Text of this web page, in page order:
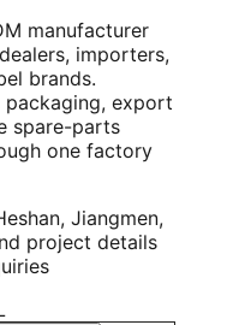
manufacturer
importers,
brands.
export
spare-parts
one factory
Jiangmen,
project details